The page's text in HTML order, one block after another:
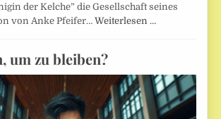
der Kelche” die Gesellschaft seines
von Anke Pfeifer…Weiterlesen …
um zu bleiben?